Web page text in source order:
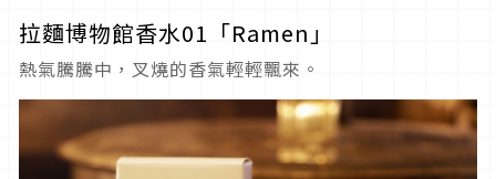
拉麵博物館香水01「Ramen」
熱氣騰騰中，叉燒的香氣輕輕飄來。